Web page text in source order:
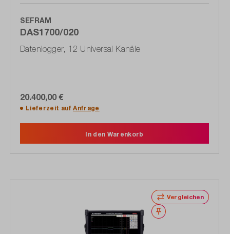
SEFRAM
DAS1700/020
Datenlogger, 12 Universal Kanäle
20.400,00 €
Lieferzeit aufAnfrage
In den Warenkorb
Vergleichen
Merken